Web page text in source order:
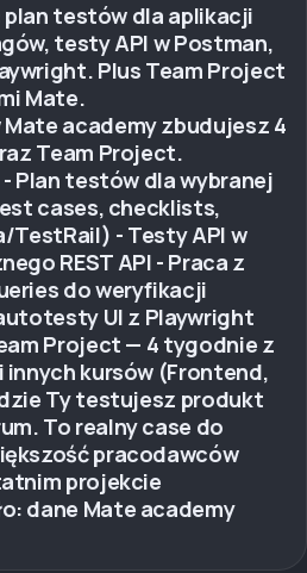
testów dla aplikacji
testy API w Postman,
Plus Team Project
Mate.
Mate academy zbudujesz 4
Team Project.
Plan testów dla wybranej
cases, checklists,
TestRail) - Testy API w
REST API - Praca z
do weryfikacji
UI z Playwright
Project — 4 tygodnie z
kursów (Frontend,
Ty testujesz produkt
To realny case do
pracodawców
projekcie
dane Mate academy